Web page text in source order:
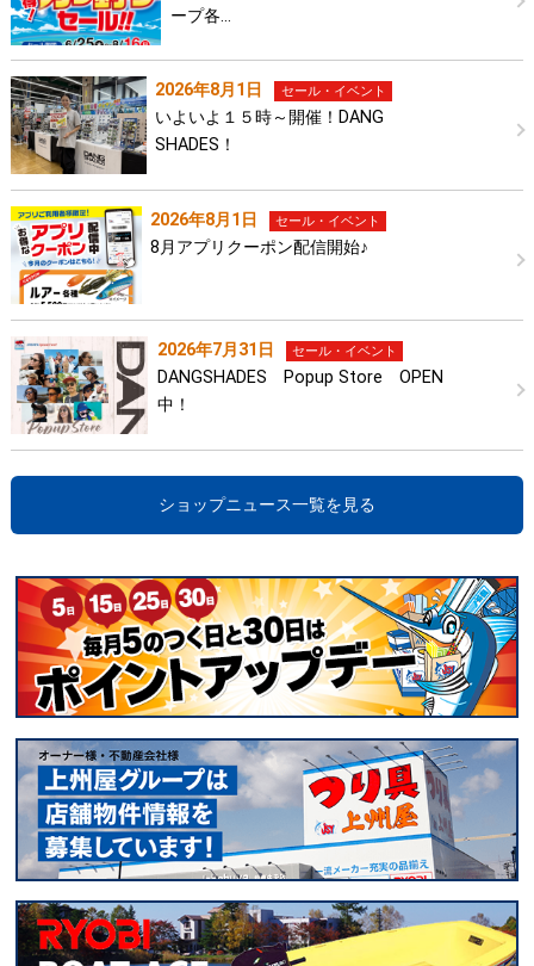
ープ各…
2026年8月1日 セール・イベント
いよいよ１５時～開催！DANG
SHADES！
2026年8月1日 セール・イベント
8月アプリクーポン配信開始♪
2026年7月31日 セール・イベント
DANGSHADES Popup Store OPEN
中！
ショップニュース一覧を見る